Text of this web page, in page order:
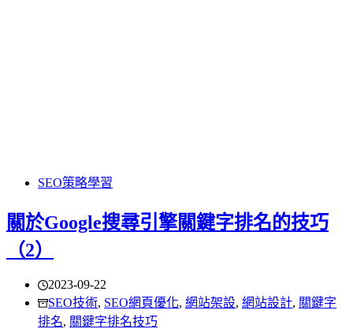
SEO策略學習
關於Google搜尋引擎關鍵字排名的技巧
（2）
2023-09-22
SEO技術, SEO網頁優化, 網站架設, 網站設計, 關鍵字
排名, 關鍵字排名技巧